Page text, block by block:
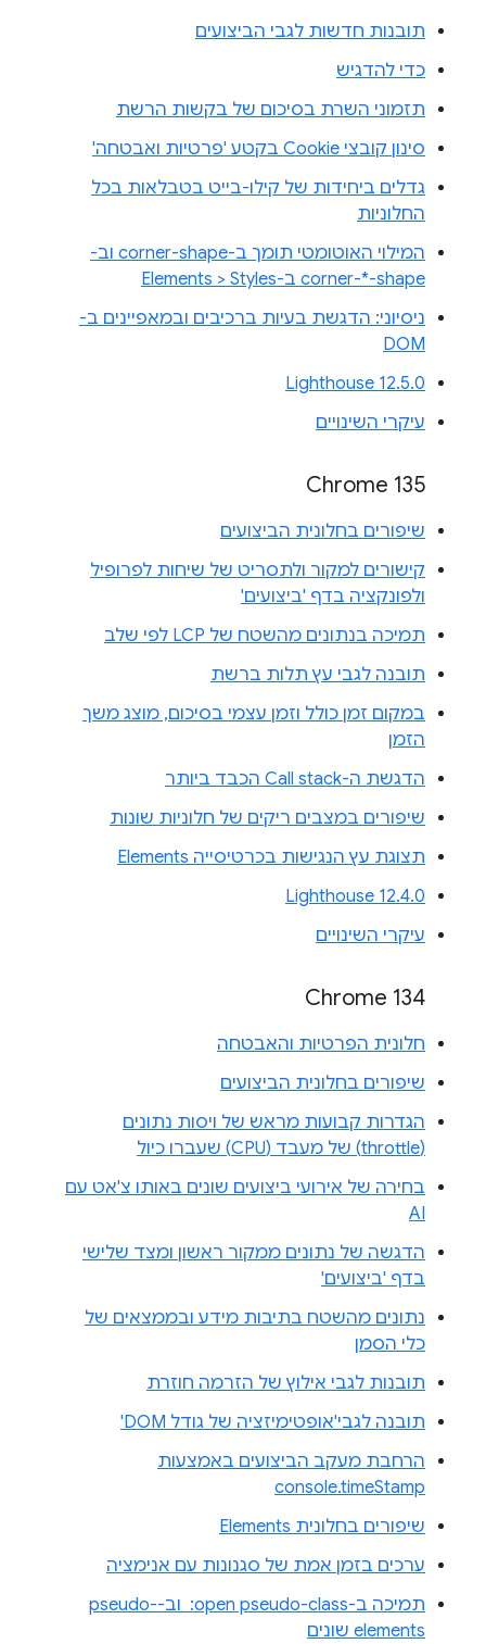
תובנות חדשות לגבי הביצועים
כדי להדגיש
תזמוני השרת בסיכום של בקשות הרשת
סינון קובצי Cookie בקטע 'פרטיות ואבטחה'
גדלים ביחידות של קילו-בייט בטבלאות בכל
החלוניות
המילוי האוטומטי תומך ב-corner-shape וב-
corner-*-shape ב-Elements > Styles
ניסיוני: הדגשת בעיות ברכיבים ובמאפיינים ב-
DOM
Lighthouse 12.5.0
עיקרי השינויים
Chrome 135
שיפורים בחלונית הביצועים
קישורים למקור ולתסריט של שיחות לפרופיל
ולפונקציה בדף 'ביצועים'
תמיכה בנתונים מהשטח של LCP לפי שלב
תובנה לגבי עץ תלות ברשת
במקום זמן כולל וזמן עצמי בסיכום, מוצג משך
הזמן
הדגשת ה-Call stack הכבד ביותר
שיפורים במצבים ריקים של חלוניות שונות
תצוגת עץ הנגישות בכרטיסייה Elements
Lighthouse 12.4.0
עיקרי השינויים
Chrome 134
חלונית הפרטיות והאבטחה
שיפורים בחלונית הביצועים
הגדרות קבועות מראש של ויסות נתונים
(throttle) של מעבד (CPU) שעברו כיול
בחירה של אירועי ביצועים שונים באותו צ'אט עם
AI
הדגשה של נתונים ממקור ראשון ומצד שלישי
בדף 'ביצועים'
נתונים מהשטח בתיבות מידע ובממצאים של
כלי הסמן
תובנות לגבי אילוץ של הזרמה חוזרת
תובנה לגבי'אופטימיזציה של גודל DOM'
הרחבת מעקב הביצועים באמצעות
console.timeStamp
שיפורים בחלונית Elements
ערכים בזמן אמת של סגנונות עם אנימציה
תמיכה ב-‎ :open pseudo-class וב-pseudo-
elements שונים